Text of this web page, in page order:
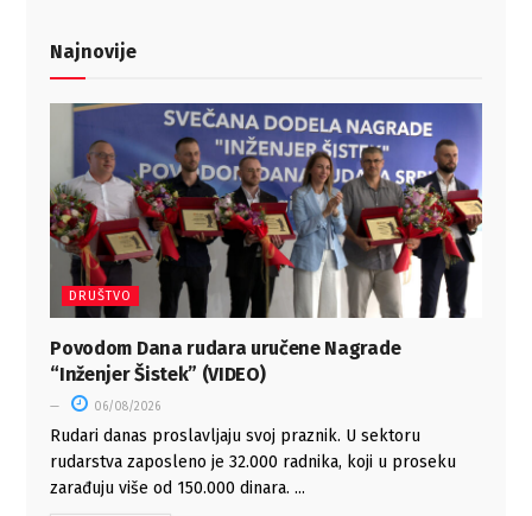
Najnovije
DRUŠTVO
Povodom Dana rudara uručene Nagrade
“Inženjer Šistek” (VIDEO)
06/08/2026
Rudari danas proslavljaju svoj praznik. U sektoru
rudarstva zaposleno je 32.000 radnika, koji u proseku
zarađuju više od 150.000 dinara. ...